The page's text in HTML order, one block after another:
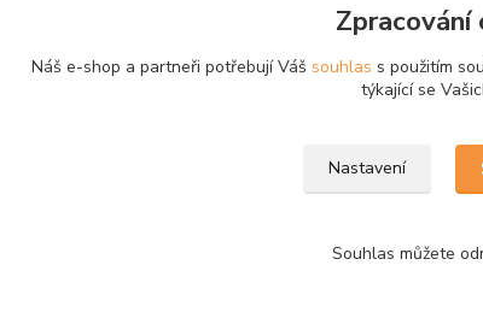
Zpracování
Náš e-shop a partneři potřebují Váš souhlas s použitím
týkající se
Nastavení
Souhlas můžete